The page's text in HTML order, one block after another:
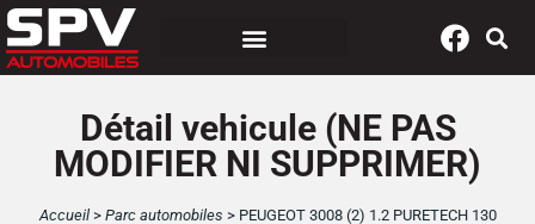
Panneau de gestion des cookies
Détail vehicule (NE PAS
MODIFIER NI SUPPRIMER)
Accueil> Parc automobiles > PEUGEOT 3008 (2) 1.2 PURETECH 130